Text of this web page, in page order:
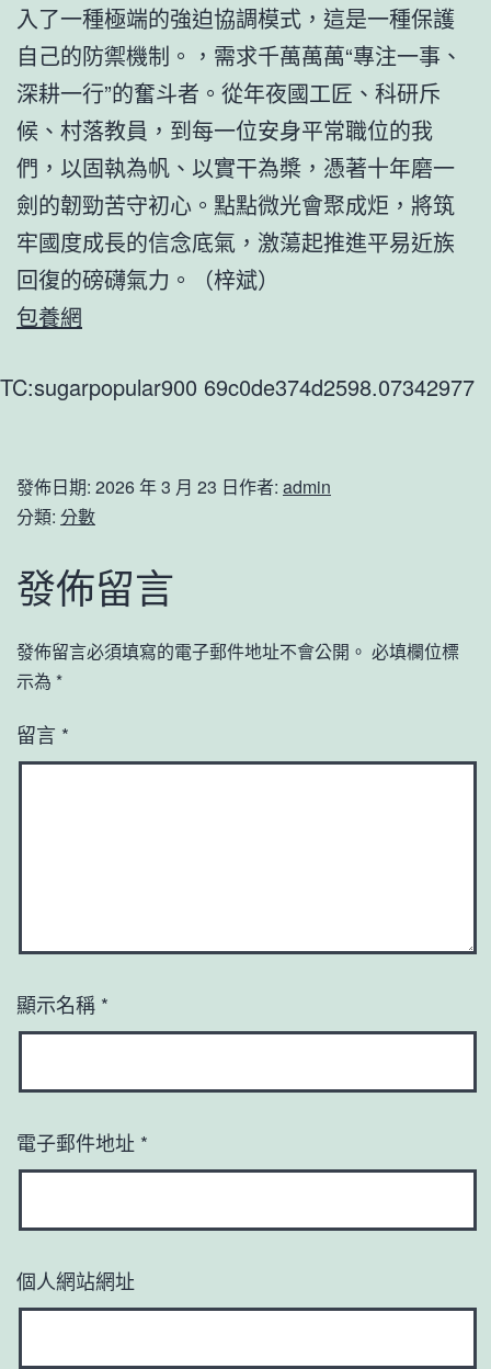
入了一種極端的強迫協調模式，這是一種保護
自己的防禦機制。，需求千萬萬萬“專注一事、
深耕一行”的奮斗者。從年夜國工匠、科研斥
候、村落教員，到每一位安身平常職位的我
們，以固執為帆、以實干為槳，憑著十年磨一
劍的韌勁苦守初心。點點微光會聚成炬，將筑
牢國度成長的信念底氣，激蕩起推進平易近族
回復的磅礴氣力。（梓斌）
包養網
TC:sugarpopular900 69c0de374d2598.07342977
發佈日期: 2026 年 3 月 23 日作者: admin
分類: 分數
發佈留言
發佈留言必須填寫的電子郵件地址不會公開。 必填欄位標
示為 *
留言 *
顯示名稱 *
電子郵件地址 *
個人網站網址